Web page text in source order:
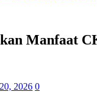
Manfaat
2026 0